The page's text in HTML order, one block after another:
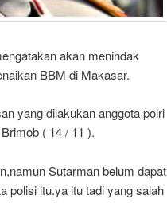
akan menindak
BBM di Makasar.
yang dilakukan anggota polri
( 14 / 11 ).
Sutarman belum dapat
polisi itu.ya itu tadi yang salah